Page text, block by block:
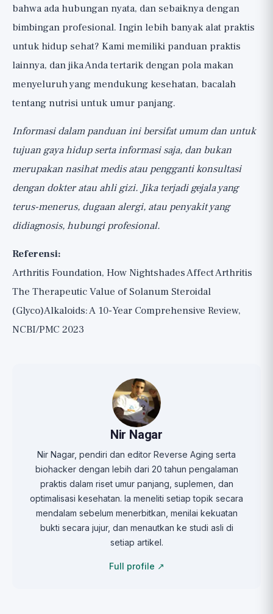
bahwa ada hubungan nyata, dan sebaiknya dengan
bimbingan profesional. Ingin lebih banyak alat praktis
untuk hidup sehat? Kami memiliki panduan praktis
lainnya, dan jika Anda tertarik dengan pola makan
menyeluruh yang mendukung kesehatan, bacalah
tentang nutrisi untuk umur panjang.
Informasi dalam panduan ini bersifat umum dan untuk
tujuan gaya hidup serta informasi saja, dan bukan
merupakan nasihat medis atau pengganti konsultasi
dengan dokter atau ahli gizi. Jika terjadi gejala yang
terus-menerus, dugaan alergi, atau penyakit yang
didiagnosis, hubungi profesional.
Referensi:
Arthritis Foundation, How Nightshades Affect Arthritis
The Therapeutic Value of Solanum Steroidal
(Glyco)Alkaloids: A 10-Year Comprehensive Review,
NCBI/PMC 2023
Nir Nagar
Nir Nagar, pendiri dan editor Reverse Aging serta
biohacker dengan lebih dari 20 tahun pengalaman
praktis dalam riset umur panjang, suplemen, dan
optimalisasi kesehatan. Ia meneliti setiap topik secara
mendalam sebelum menerbitkan, menilai kekuatan
bukti secara jujur, dan menautkan ke studi asli di
setiap artikel.
Full profile ↗